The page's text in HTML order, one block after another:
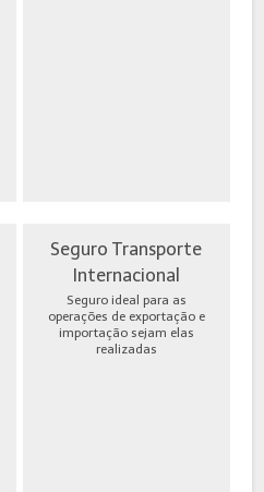
Seguro Transporte
Internacional
Seguro ideal para as
operações de exportação e
importação sejam elas
realizadas